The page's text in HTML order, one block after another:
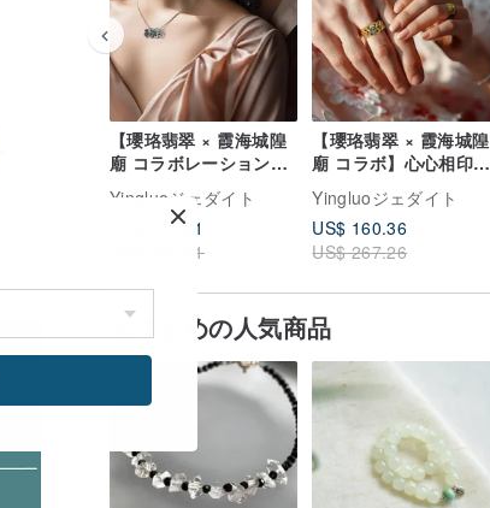
【瓔珞翡翠 × 霞海城隍
廟 コラボレーション】
心心相印ネックレス |
収益の 10% を寄付
Yingluoジェダイト
US$ 231.61
US$ 386.01
【瓔珞翡翠 × 霞海城隍
廟 コラボ】心心相印リ
ング | 収益の10%を寄
付
Yingluoジェダイト
US$ 160.36
US$ 267.26
おすすめの人気商品